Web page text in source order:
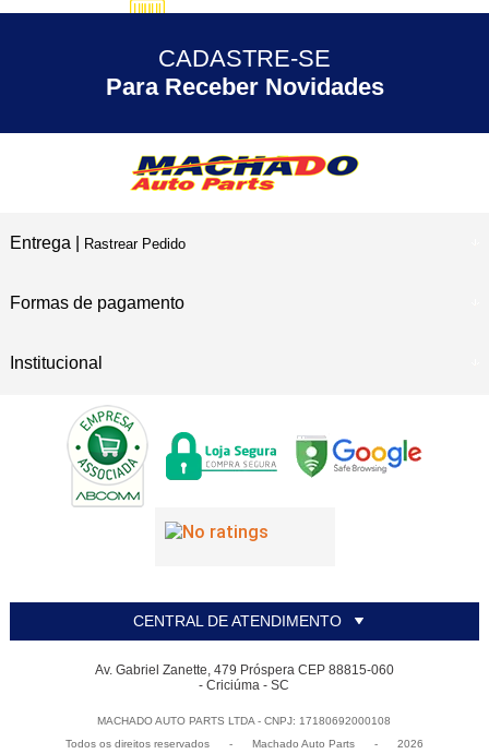
5% DESCONTO no Pix
30 ANOS
CADASTRE-SE
Para Receber Novidades
Entrega | Rastrear Pedido
Formas de pagamento
Institucional
CENTRAL DE ATENDIMENTO
Av. Gabriel Zanette, 479 Próspera CEP 88815-060
- Criciúma - SC
MACHADO AUTO PARTS LTDA - CNPJ: 17180692000108
Todos os direitos reservados
- Machado Auto Parts - 2026